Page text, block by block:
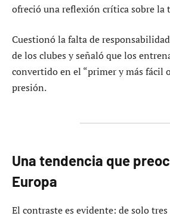
ofreció una reflexión crítica sobre la
Cuestionó la falta de
de los clubes y señaló que los
convertido en el “primer y más fácil
presión.
Una tendencia que
Europa
El contraste es evidente: de solo